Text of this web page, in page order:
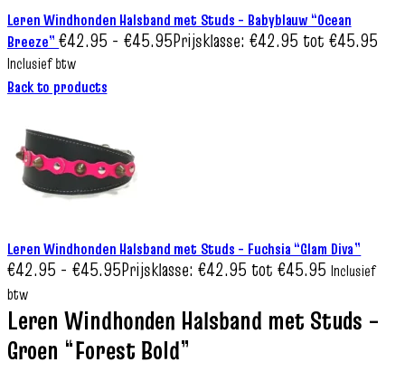
Leren Windhonden Halsband met Studs – Babyblauw “Ocean
Breeze”€42.95 - €45.95Prijsklasse: €42.95 tot €45.95
Inclusief btw
Back to products
Leren Windhonden Halsband met Studs – Fuchsia “Glam Diva”
€42.95 - €45.95Prijsklasse: €42.95 tot €45.95 Inclusief
btw
Leren Windhonden Halsband met Studs –
Groen “Forest Bold”